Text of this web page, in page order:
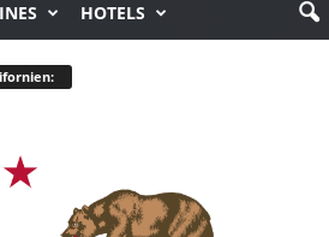
HOTELS